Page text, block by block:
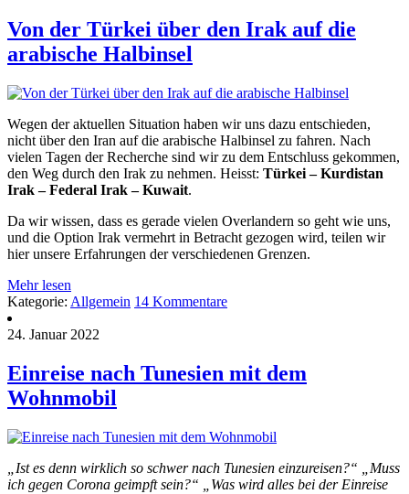
Von der Türkei über den Irak auf die
arabische Halbinsel
Wegen der aktuellen Situation haben wir uns dazu entschieden,
nicht über den Iran auf die arabische Halbinsel zu fahren. Nach
vielen Tagen der Recherche sind wir zu dem Entschluss gekommen,
den Weg durch den Irak zu nehmen. Heisst: Türkei – Kurdistan
Irak – Federal Irak – Kuwait.
Da wir wissen, dass es gerade vielen Overlandern so geht wie uns,
und die Option Irak vermehrt in Betracht gezogen wird, teilen wir
hier unsere Erfahrungen der verschiedenen Grenzen.
Mehr lesen
Kategorie: Allgemein 14 Kommentare
24. Januar 2022
Einreise nach Tunesien mit dem
Wohnmobil
„Ist es denn wirklich so schwer nach Tunesien einzureisen?“ „Muss
ich gegen Corona geimpft sein?“ „Was wird alles bei der Einreise